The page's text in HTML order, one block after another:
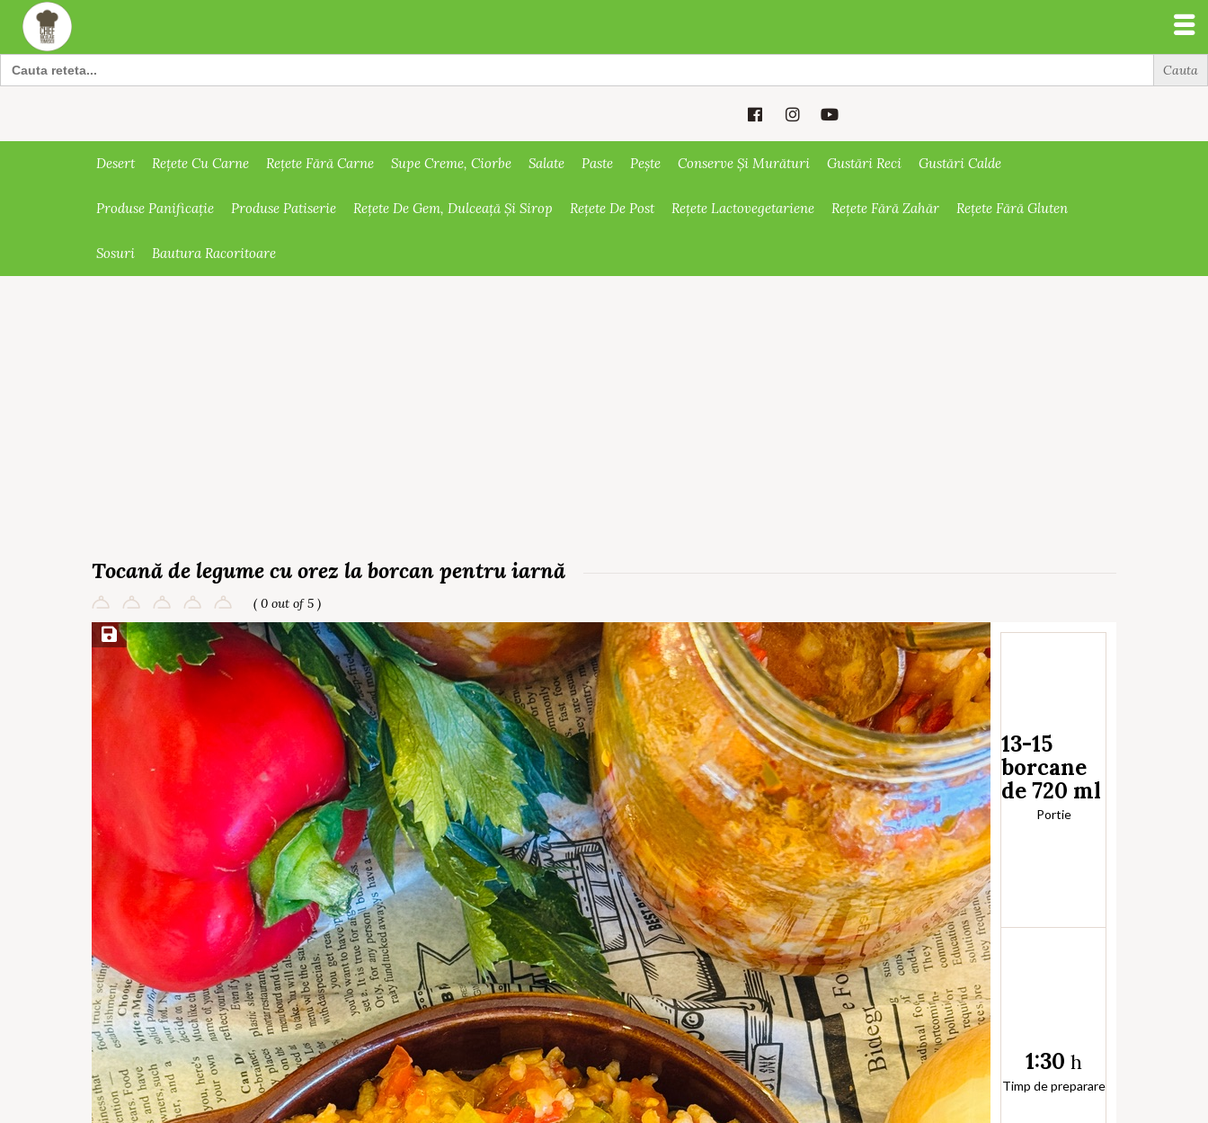
Search
for:
Desert Rețete Cu Carne Rețete Fără Carne Supe Creme, Ciorbe Salate Paste Pește Conserve Și Murături Gustări Reci Gustări Calde
Produse Panificație Produse Patiserie Rețete De Gem, Dulceață Și Sirop Rețete De Post Rețete Lactovegetariene Rețete Fără Zahăr Rețete Fără Gluten
Sosuri Bautura Racoritoare
Tocană de legume cu orez la borcan pentru iarnă
( 0 out of 5 )
Save Recipe
13-15
borcane
de 720 ml
Portie
1:30 h
Timp de preparare